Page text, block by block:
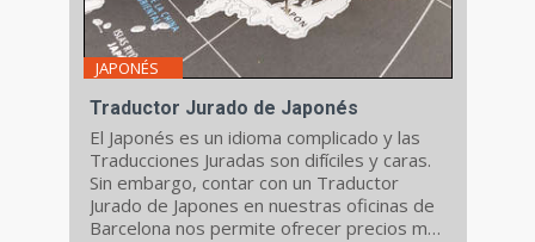
JAPONÉS
Traductor Jurado de Japonés
El Japonés es un idioma complicado y las
Traducciones Juradas son difíciles y caras.
Sin embargo, contar con un Traductor
Jurado de Japones en nuestras oficinas de
Barcelona nos permite ofrecer precios muy